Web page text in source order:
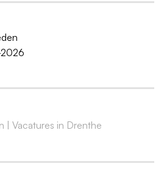
opstellen. Daarbij rapporteer
aan de directie over de
| Vacatures in Drenthe